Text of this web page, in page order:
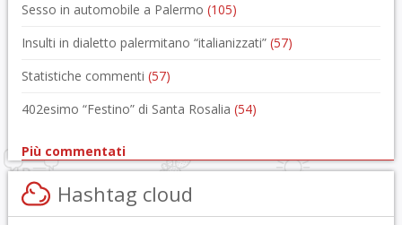
Sesso in automobile a Palermo (105)
Insulti in dialetto palermitano “italianizzati” (57)
Statistiche commenti (57)
402esimo “Festino” di Santa Rosalia (54)
Più commentati
Hashtag cloud